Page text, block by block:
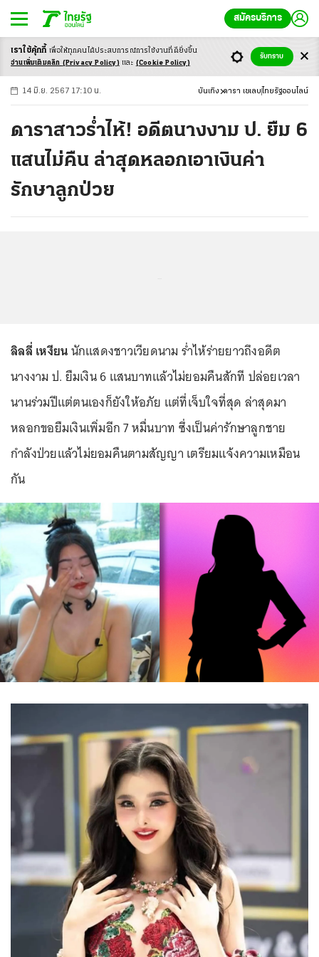
สมัครบริการ
-ก ก ก+
14 มิ.ย. 2567 17:10 น. บันเทิง ดารา เซเลบ ไทยรัฐออนไลน์
ดาราสาวร่ำไห้! อดีตนางงาม ป. ยืม 6
แสนไม่คืน ล่าสุดหลอกเอาเงินค่า
รักษาลูกป่วย
ลิลลี่ เหงียนนักแสดงชาวเวียดนาม ร่ำไห้ร่ายยาวถึงอดีต
นางงาม ป. ยืมเงิน 6 แสนบาทแล้วไม่ยอมคืนสักที ปล่อยเวลา
นานร่วมปีแต่ตนเองก็ยังให้อภัย แต่ที่เจ็บใจที่สุด ล่าสุดมา
หลอกขอยืมเงินเพิ่มอีก 7 หมื่นบาท ซึ่งเป็นค่ารักษาลูกชาย
กำลังป่วยแล้วไม่ยอมคืนตามสัญญา เตรียมแจ้งความเหมือน
กัน
เราใช้คุ้กกี้ เพื่อให้ทุกคนได้ประสบการณ์การใช้งานที่ดียิ่งขึ้น
อ่านเพิ่มเติมคลิก (Privacy Policy) และ (Cookie Policy)
รับทราบ